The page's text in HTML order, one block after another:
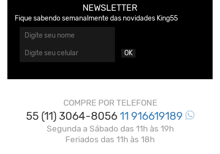
NEWSLETTER
Fique sabendo semanalmente das novidades King55
OK
COMPRE POR TELEFONE
55 (11) 3064-805611 916619189
Segunda a Sábado das 11h às 19h
Feriados das 11h às 18h